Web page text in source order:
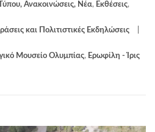
Ανακοινώσεις, Νέα, Εκθέσεις,
και Πολιτιστικές Εκδηλώσεις
Μουσείο Ολυμπίας, Ερωφίλη - Ίρις